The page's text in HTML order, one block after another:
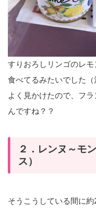
すりおろしリンゴのレ
食べてるみたいでした（
よく見かけたので、フ
んですね？？
２．レンヌ～モ
ス）
そうこうしている間に約